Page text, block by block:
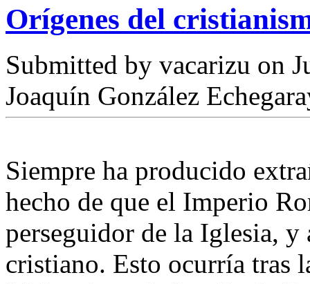
Orígenes del
Submitted by vacarizu on
Joaquín González
Siempre ha producido
hecho de que el Imperio
perseguidor de la Iglesia, y
cristiano. Esto ocurría tras